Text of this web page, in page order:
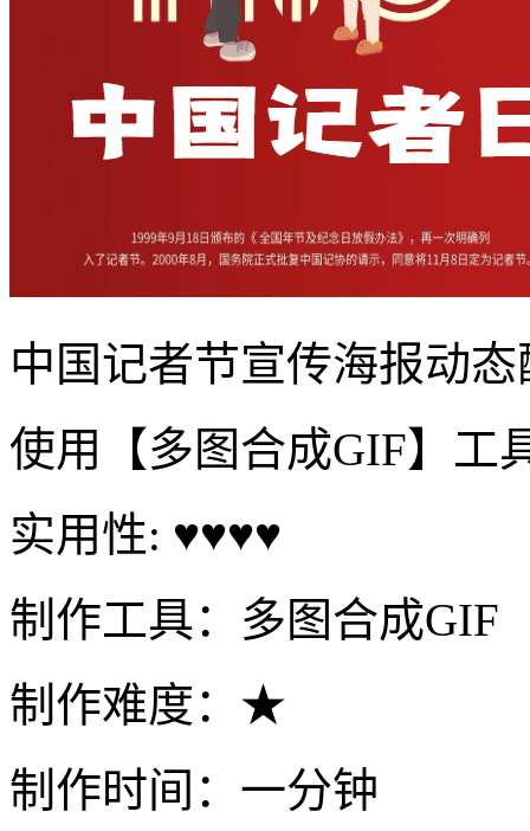
中国记者节宣传海报动态
使用【多图合成GIF】工
实用性: ♥♥♥♥
制作工具：多图合成GIF
制作难度：★
制作时间：一分钟